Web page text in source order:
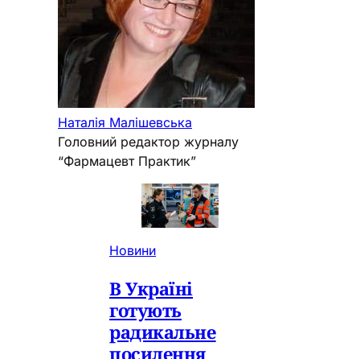
Наталія Малішевська
Головний редактор журналу
“Фармацевт Практик”
Новини
В Україні
готують
радикальне
посилення